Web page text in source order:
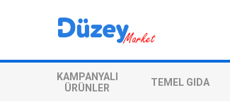
KAMPANYALI
ÜRÜNLER
TEMEL GIDA